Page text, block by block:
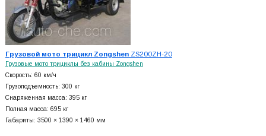
Грузовой мото трицикл ZongshenZS200ZH-20
Грузовые мото трициклы без кабины Zongshen
Скорость: 60 км/ч
Грузоподъемность: 300 кг
Снаряженная масса: 395 кг
Полная масса: 695 кг
Габариты: 3500 × 1390 × 1460 мм